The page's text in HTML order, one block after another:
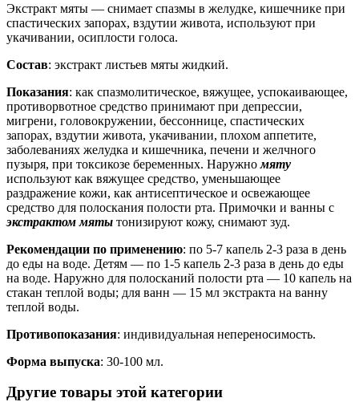
Экстракт мяты — снимает спазмы в желудке, кишечнике при
спастических запорах, вздутии живота, используют при
укачивании, осиплости голоса.
Состав: экстракт листьев мяты жидкий.
Показания: как спазмолитическое, вяжущее, успокаивающее,
противорвотное средство принимают при депрессии,
мигрени, головокружении, бессоннице, спастических
запорах, вздутии живота, укачивании, плохом аппетите,
заболеваниях желудка и кишечника, печени и желчного
пузыря, при токсикозе беременных. Наружномяту
используют как вяжущее средство, уменьшающее
раздражение кожи, как антисептическое и освежающее
средство для полоскания полости рта. Примочки и ванны с
экстрактом мяты тонизируют кожу, снимают зуд.
Рекомендации по применению: по 5-7 капель 2-3 раза в день
до еды на воде. Детям — по 1-5 капель 2-3 раза в день до еды
на воде. Наружно для полосканий полости рта — 10 капель на
стакан теплой воды; для ванн — 15 мл экстракта на ванну
теплой воды.
Противопоказания: индивидуальная непереносимость.
Форма выпуска: 30-100 мл.
Другие товары этой категории